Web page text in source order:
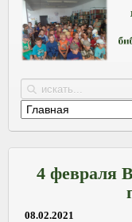
4 февраля
08.02.2021